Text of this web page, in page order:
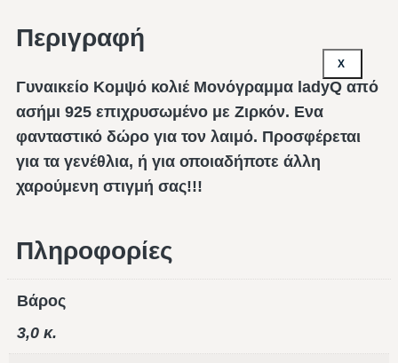
X
Περιγραφή
Γυναικείο Κομψό κολιέ Μονόγραμμα ladyQ από
ασήμι 925 επιχρυσωμένο με Ζιρκόν. Ενα
φανταστικό δώρο για τον λαιμό. Προσφέρεται
για τα γενέθλια, ή για οποιαδήποτε άλλη
χαρούμενη στιγμή σας!!!
Πληροφορίες
Βάρος
3,0 κ.